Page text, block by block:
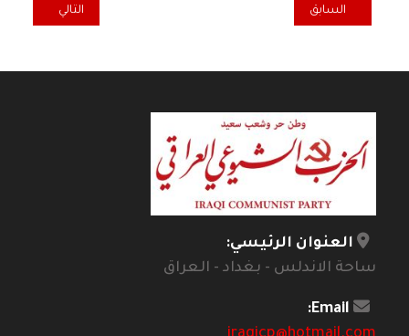
المقال السابق: تقرير إيطالي: الأملاح في مياه البصرة أعلى 20 مرة من المعدل الطبيعي
السابق المقال التالي:
التالي
العنوان الرئيسي:
ساحة الاندلس - بغداد - العراق
Email: